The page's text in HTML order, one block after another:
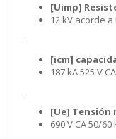
[Uimp]
12 kV acorde a
.
[icm]
187 kA 525 V
.
[Ue] Tensión
690 V CA 50/